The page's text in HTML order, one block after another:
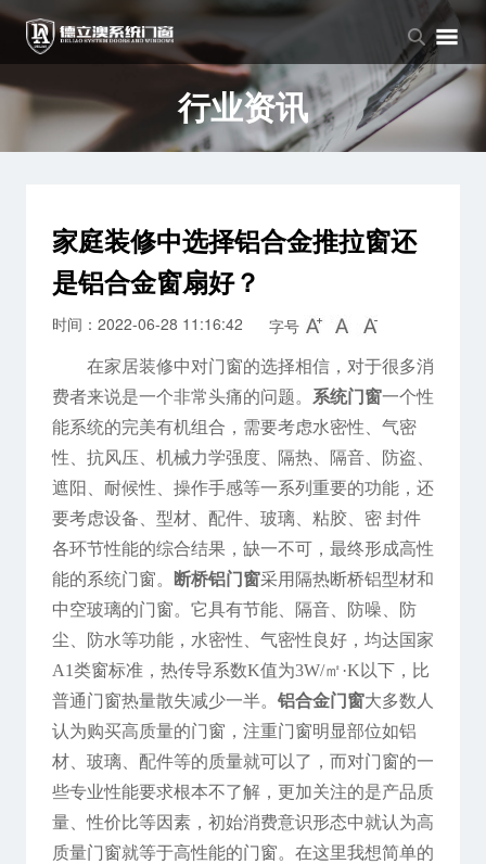
品牌中心
品牌介绍
企业文化
产品中心
窗系列
门系列
新闻中心
公司新闻
行业资讯
行业资讯
家庭装修中选择铝合金推拉窗还
是铝合金窗扇好？
时间：2022-06-28 11:16:42 字号
在家居装修中对门窗的选择相信，对于很多消
费者来说是一个非常头痛的问题。
系统门窗一个性
能系统的完美有机组合，需要考虑水密性、气密
性、抗风压、机械力学强度、隔热、隔音、防盗、
遮阳、耐候性、操作手感等一系列重要的功能，还
要考虑设备、型材、配件、玻璃、粘胶、密 封件
各环节性能的综合结果，缺一不可，最终形成高性
能的系统门窗。
断桥铝门窗采用隔热断桥铝型材和
中空玻璃的门窗。它具有节能、隔音、防噪、防
尘、防水等功能，水密性、气密性良好，均达国家
A1类窗标准，热传导系数K值为3W/㎡·K以下，比
普通门窗热量散失减少一半。 铝合金门窗大多数人
认为购买高质量的门窗，注重门窗明显部位如铝
材、玻璃、配件等的质量就可以了，而对门窗的一
些专业性能要求根本不了解，更加关注的是产品质
量、性价比等因素，初始消费意识形态中就认为高
质量门窗就等于高性能的门窗。在这里我想简单的